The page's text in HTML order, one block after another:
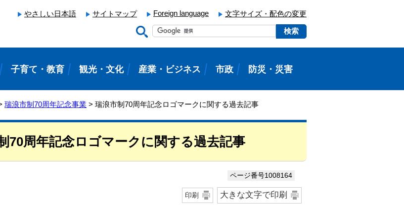
やさしい日本語 サイトマップ Foreign language 文字サイズ・配色の変更
子育て・教育 観光・文化 産業・ビジネス 市政 防災・災害
瑞浪市制70周年記念事業 > 瑞浪市制70周年記念ロゴマークに関する過去記事
70周年記念ロゴマークに関する過去記事
ページ番号1008164
印刷 大きな文字で印刷